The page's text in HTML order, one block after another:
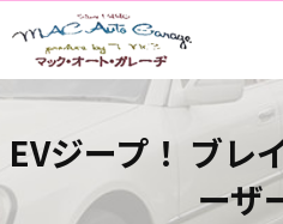
EVジープ！ ブレ
ーザ